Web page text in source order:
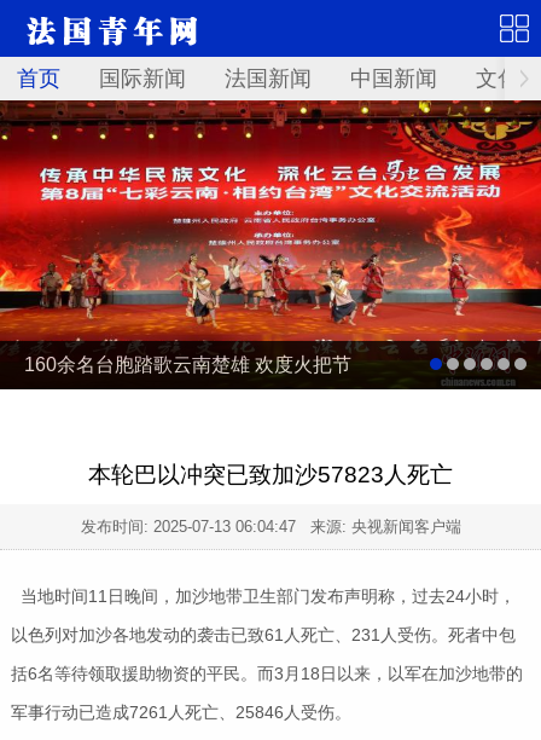
首页 国际新闻 法国新闻 中国新闻 文化
160余名台胞踏歌云南楚雄 欢度火把节
本轮巴以冲突已致加沙57823人死亡
发布时间: 2025-07-13 06:04:47来源: 央视新闻客户端
当地时间11日晚间，加沙地带卫生部门发布声明称，过去24小时，
以色列对加沙各地发动的袭击已致61人死亡、231人受伤。死者中包
括6名等待领取援助物资的平民。而3月18日以来，以军在加沙地带的
军事行动已造成7261人死亡、25846人受伤。